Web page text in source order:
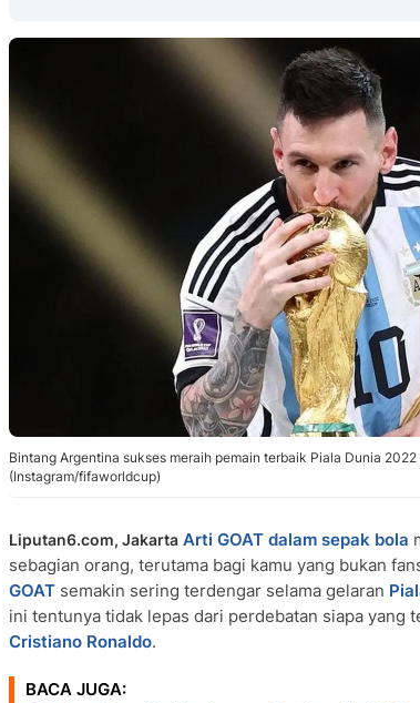
Bintang Argentina sukses meraih pemain terbaik Piala Dunia
(Instagram/fifaworldcup)
Liputan6.com, Jakarta Arti GOAT dalam sepak bola
sebagian orang, terutama bagi kamu yang bukan
GOAT semakin sering terdengar selama gelaran
ini tentunya tidak lepas dari perdebatan siapa yang
Cristiano Ronaldo.
BACA JUGA: